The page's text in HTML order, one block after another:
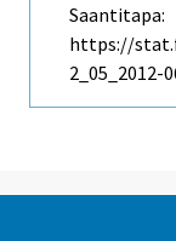
Saantitapa:
https://
2_05_2012-